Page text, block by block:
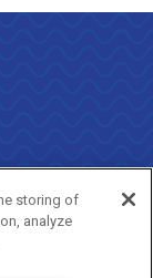
storing of
analyze